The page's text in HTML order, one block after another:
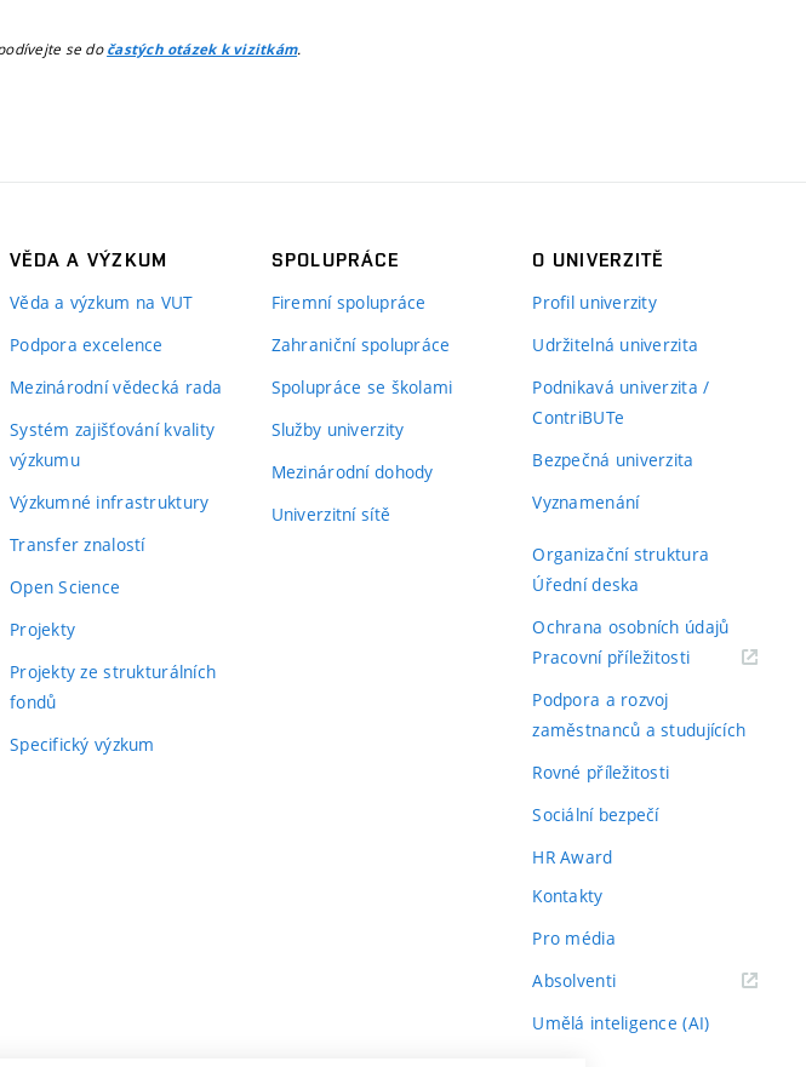
se dočastých otázek k vizitkám.
VĚDA A VÝZKUM
Věda a výzkum na VUT
Podpora excelence
Mezinárodní vědecká rada
Systém zajišťování kvality
výzkumu
Výzkumné infrastruktury
Transfer znalostí
Open Science
Projekty
Projekty ze strukturálních
fondů
Specifický výzkum
SPOLUPRÁCE
Firemní spolupráce
Zahraniční spolupráce
Spolupráce se školami
Služby univerzity
Mezinárodní dohody
Univerzitní sítě
O UNIVERZITĚ
Profil univerzity
Udržitelná univerzita
Podnikavá univerzita /
ContriBUTe
Bezpečná univerzita
Vyznamenání
Organizační struktura
Úřední deska
Ochrana osobních údajů
Pracovní příležitosti(externí
Podpora a rozvoj
zaměstnanců a studujících
Rovné příležitosti
Sociální bezpečí
HR Award
Kontakty
Pro média
Absolventi(externí
Umělá inteligence (AI)